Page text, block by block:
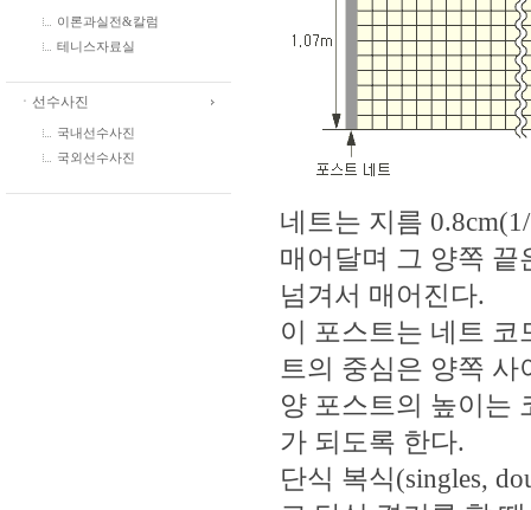
이론과실전&칼럼
테니스자료실
ㆍ선수사진
국내선수사진
국외선수사진
네트는 지름
매어달며 그 양쪽 끝
넘겨서 매어진다.
이 포스트는 네트 코
트의 중심은 양쪽 사
양 포스트의 높이는
가 되도록 한다.
단식 복식(singles,